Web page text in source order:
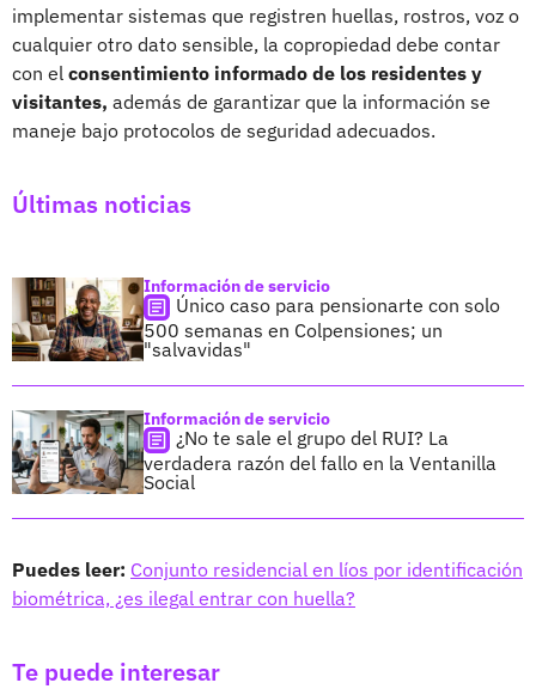
implementar sistemas que registren huellas, rostros, voz o
cualquier otro dato sensible, la copropiedad debe contar
con el consentimiento informado de los residentes y
visitantes, además de garantizar que la información se
maneje bajo protocolos de seguridad adecuados.
Últimas noticias
Información de servicio
Único caso para pensionarte con solo
500 semanas en Colpensiones; un
"salvavidas"
Información de servicio
¿No te sale el grupo del RUI? La
verdadera razón del fallo en la Ventanilla
Social
Puedes leer: Conjunto residencial en líos por identificación
biométrica, ¿es ilegal entrar con huella?
Te puede interesar